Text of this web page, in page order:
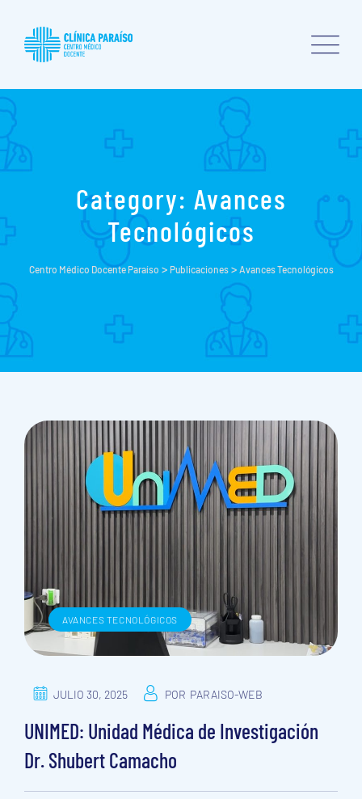
content
Category: Avances
Tecnológicos
Centro Médico Docente Paraíso > Publicaciones> Avances Tecnológicos
AVANCES TECNOLÓGICOS
JULIO 30, 2025 POR PARAISO-WEB
UNIMED: Unidad Médica de Investigación
Dr. Shubert Camacho